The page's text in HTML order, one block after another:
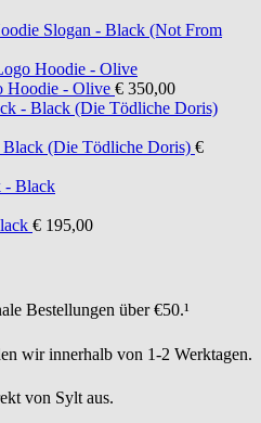
Slogan - Black (Not From
Hoodie - Olive € 350,00
(Die Tödliche Doris) €
€ 195,00
Bestellungen über €50.¹
wir innerhalb von 1-2 Werktagen.
von Sylt aus.